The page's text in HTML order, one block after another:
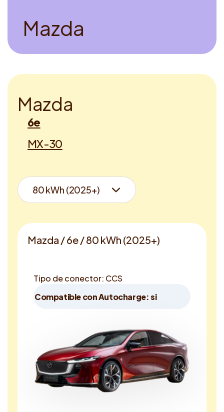
Mazda
Mazda
6e
MX-30
Mazda / 6e / 80 kWh (2025+)
Tipo de conector: CCS
Compatible con Autocharge: si